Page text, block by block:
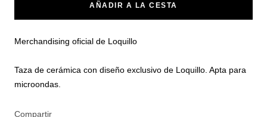
AÑADIR A LA CESTA
Merchandising oficial de Loquillo
Taza de cerámica con diseño exclusivo de Loquillo. Apta para
microondas.
Compartir